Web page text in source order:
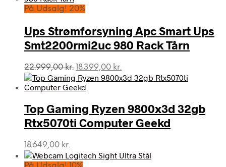
var:
På Udsalg! 20%
Ups Strømforsyning Apc Smart Ups
Smt2200rmi2uc 980 Rack Tårn
22.999,00kr. Den
oprindelige
pris
22.999,00 kr..
18.399,00 kr.
aktuelle
18.399,00 kr..
Top Gaming Ryzen 9800x3d 32gb
Rtx5070ti Computer Geekd
18.649,00 kr.